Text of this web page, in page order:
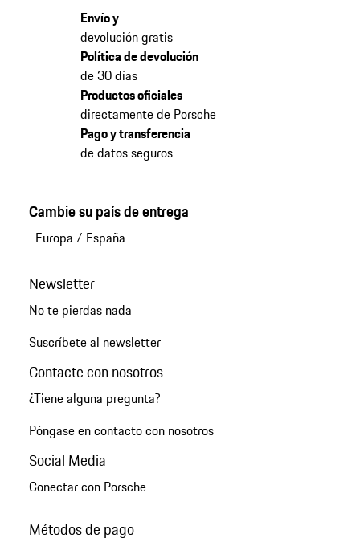
Envío y
devolución gratis
Política de devolución
de 30 días
Productos oficiales
directamente de Porsche
Pago y transferencia
de datos seguros
Cambie su país de entrega
Europa / España
Newsletter
No te pierdas nada
Suscríbete al newsletter
Contacte con nosotros
¿Tiene alguna pregunta?
Póngase en contacto con nosotros
Social Media
Conectar con Porsche
Métodos de pago